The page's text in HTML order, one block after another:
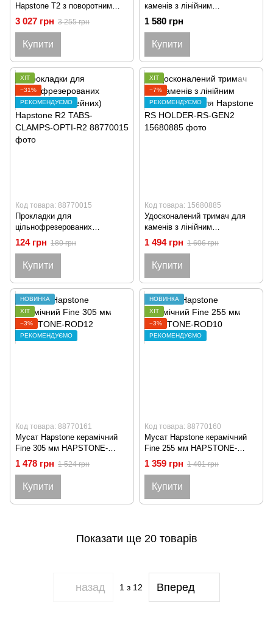
Hapstone T2 з поворотним
модулем
3 027 грн 3 255 грн
Купити
каменів з лінійним
підшипником для Hapstone RS
1 580 грн
Купити
ХІТ
−31%
РЕКОМЕНДУЄМО
Код товара: 88770015
Прокладки для
цільнофрезерованих
затискачів (філейних)
Hapstone R2 TABS-CLAMPS-
OPTI-R2
124 грн 180 грн
Купити
ХІТ
−7%
РЕКОМЕНДУЄМО
Код товара: 15680885
Удосконалений тримач для
каменів з лінійним
підшипником для Hapstone RS
HOLDER-RS-GEN2
1 494 грн 1 606 грн
Купити
НОВИНКА
ХІТ
−3%
РЕКОМЕНДУЄМО
Код товара: 88770161
Мусат Hapstone керамічний
Fine 305 мм HAPSTONE-
ROD12
1 478 грн 1 524 грн
Купити
НОВИНКА
ХІТ
−3%
РЕКОМЕНДУЄМО
Код товара: 88770160
Мусат Hapstone керамічний
Fine 255 мм HAPSTONE-
ROD10
1 359 грн 1 401 грн
Купити
Показати ще 20 товарів
назад 1 з 12 Вперед